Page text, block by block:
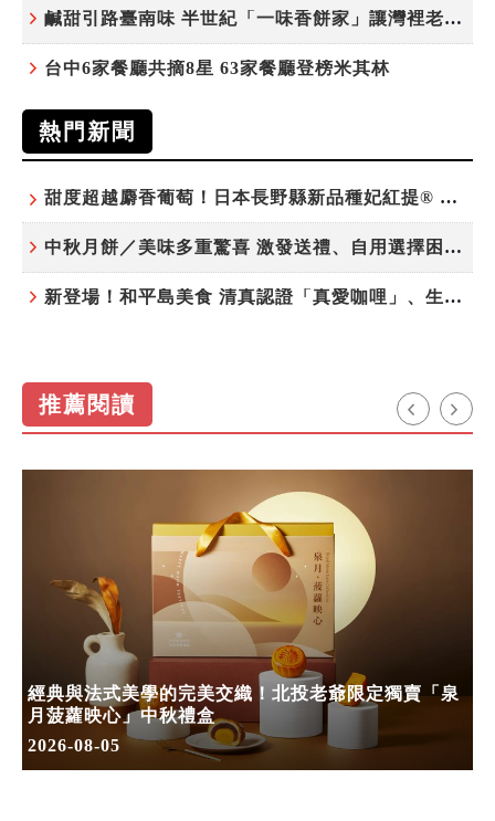
鹹甜引路臺南味 半世紀「一味香餅家」讓灣裡老街散發餅香
台中6家餐廳共摘8星 63家餐廳登榜米其林
熱門新聞
甜度超越麝香葡萄！日本長野縣新品種妃紅提® 微風超市限期販售
中秋月餅／美味多重驚喜 激發送禮、自用選擇困難症
新登場！和平島美食 清真認證「真愛咖哩」、生態飲食「禾口丘」
推薦閱讀
經典與法式美學的完美交織！北投老爺限定獨賣「泉
月菠蘿映心」中秋禮盒
2026-08-05